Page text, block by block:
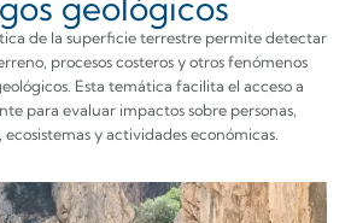
de la superficie terrestre permite detectar
procesos costeros y otros fenómenos
Esta temática facilita el acceso a
para evaluar impactos sobre personas,
y actividades económicas.